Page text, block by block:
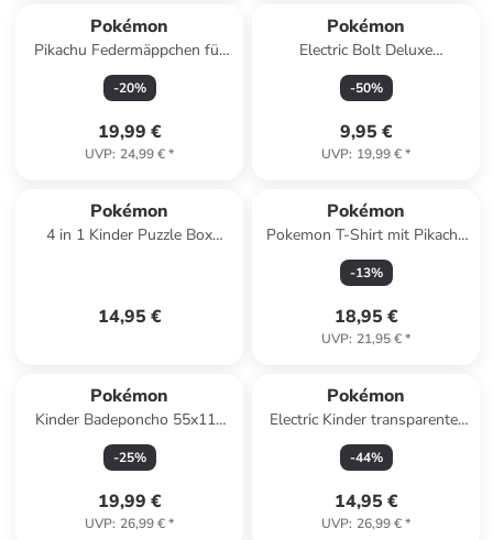
Pokémon
Pikachu Federmäppchen für
Kinder in Schwarz
-20%
19,99 €
UVP: 24,99 €*
Pokémon
Electric Bolt Deluxe
Sporttasche, Turnbeutel 45
cm
-50%
9,95 €
UVP: 19,99 €*
Pokémon
4 in 1 Kinder Puzzle Box
14,95 €
Pokémon
Pokemon T-Shirt mit Pikachu
Design in grau
-13%
18,95 €
UVP: 21,95 €*
Pokémon
Kinder Badeponcho 55x110
cm Baumwolle mit Kapuze in
Mehrfarbig
-25%
19,99 €
UVP: 26,99 €*
Pokémon
Electric Kinder transparenter
Regenschirm Ø72 cm
-44%
14,95 €
UVP: 26,99 €*